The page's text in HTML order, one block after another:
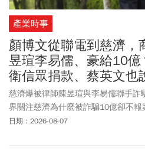
產業時事
顏博文從聯電到慈濟，
昱瑄李易儒、豪給10
衛信眾捐款、蔡英文也
慈濟爆被律師陳昱瑄與李易儒聯手
界關注慈濟為什麼被詐騙10億卻不
解，慈濟未主動追究，主因是多年來
日期：2026-08-07